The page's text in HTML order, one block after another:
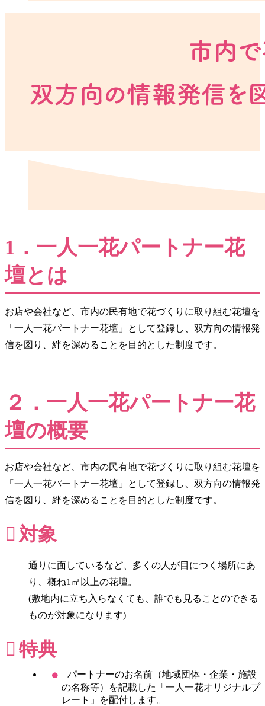
1．一人一花パートナー花
壇とは
お店や会社など、市内の民有地で花づくりに取り組む花壇を
「一人一花パートナー花壇」として登録し、双方向の情報発
信を図り、絆を深めることを目的とした制度です。
２．一人一花パートナー花
壇の概要
お店や会社など、市内の民有地で花づくりに取り組む花壇を
「一人一花パートナー花壇」として登録し、双方向の情報発
信を図り、絆を深めることを目的とした制度です。
対象
通りに面しているなど、多くの人が目につく場所にあ
り、概ね1㎡以上の花壇。
(敷地内に立ち入らなくても、誰でも見ることのできる
ものが対象になります)
特典
パートナーのお名前（地域団体・企業・施設
の名称等）を記載した「一人一花オリジナルプ
レート」を配付します。